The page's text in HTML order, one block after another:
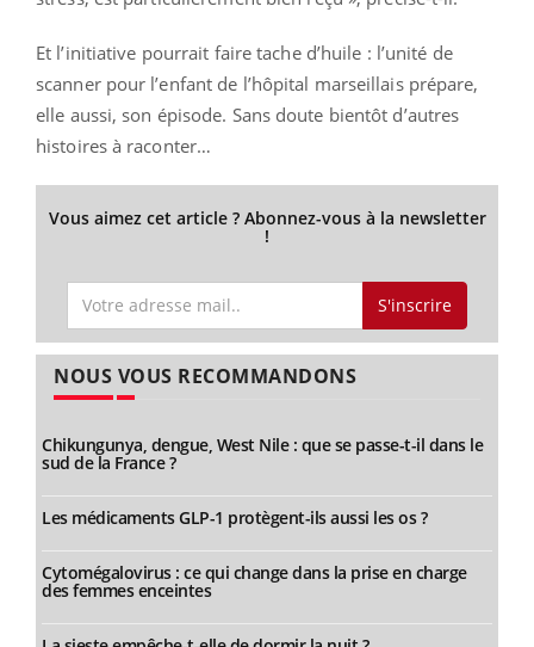
Et l’initiative pourrait faire tache d’huile : l’unité de
scanner pour l’enfant de l’hôpital marseillais prépare,
elle aussi, son épisode. Sans doute bientôt d’autres
histoires à raconter…
Vous aimez cet article ? Abonnez-vous à la newsletter
!
S'inscrire
NOUS VOUS RECOMMANDONS
Chikungunya, dengue, West Nile : que se passe-t-il dans le
sud de la France ?
Les médicaments GLP-1 protègent-ils aussi les os ?
Cytomégalovirus : ce qui change dans la prise en charge
des femmes enceintes